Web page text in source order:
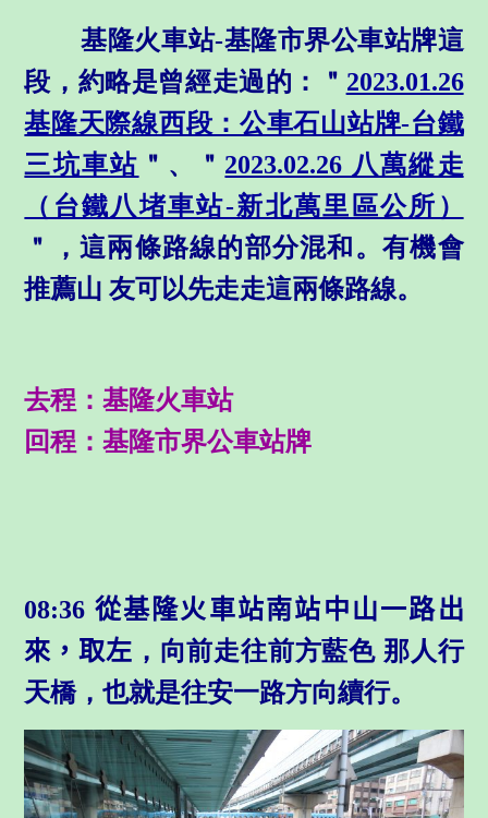
基隆火車站-基隆市界公車站牌這
段，約略是曾經走過的：＂ 2023.01.26
基隆天際線西段：公車石山站牌-台鐵
三坑車站 ＂、＂ 2023.02.26 八萬縱走
（台鐵八堵車站-新北萬里區公所）
＂，這兩條路線的部分混和。有機會
推薦山 友可以先走走這兩條路線。
去程：基隆火車站
回程：基隆市界公車站牌
08:36 從基隆火車站南站中山一路出
來，取左 ，向前走往前方藍色 那人行
天橋，也就是往安一路方向續行。